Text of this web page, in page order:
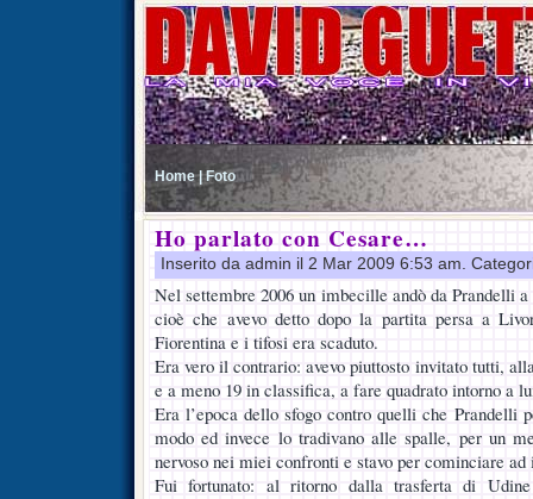
Home | Foto
Ho parlato con Cesare…
Inserito da admin il 2 Mar 2009 6:53 am.
Nel settembre 2006 un imbecille andò da Prandelli
cioè che avevo detto dopo la partita persa a
Fiorentina e i tifosi era scaduto.
Era vero il contrario: avevo piuttosto invitato tutti,
e a meno 19 in classifica, a fare quadrato intorno a
Era l’epoca dello sfogo contro quelli che Prandelli
modo ed invece lo tradivano alle spalle, per un
nervoso nei miei confronti e stavo per cominciare ad
Fui fortunato: al ritorno dalla trasferta di